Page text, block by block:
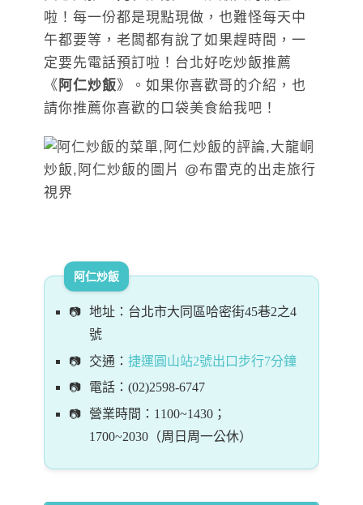
啦！每一份都是現點現做，也難怪每天中
午都要等，老闆都有說了如果趕時間，一
定要先電話預訂啦！台北好吃炒飯推薦
《 阿仁炒飯》。如果你喜歡哥的介紹，也
請你推薦你喜歡的口袋美食給我吧！
阿仁炒飯
地址：台北市大同區哈密街45巷2之4
號
交通： 捷運圓山站2號出口步行7分鐘
電話：(02)2598-6747
營業時間：1100~1430；
1700~2030（周日周一公休）